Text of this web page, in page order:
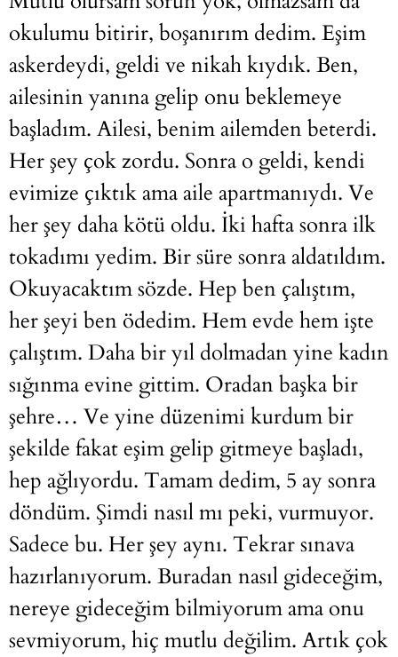
okulumu bitirir, boşanırım dedim. Eşim
askerdeydi, geldi ve nikah kıydık. Ben,
ailesinin yanına gelip onu beklemeye
başladım. Ailesi, benim ailemden beterdi.
Her şey çok zordu. Sonra o geldi, kendi
evimize çıktık ama aile apartmanıydı. Ve
her şey daha kötü oldu. İki hafta sonra ilk
tokadımı yedim. Bir süre sonra aldatıldım.
Okuyacaktım sözde. Hep ben çalıştım,
her şeyi ben ödedim. Hem evde hem işte
çalıştım. Daha bir yıl dolmadan yine kadın
sığınma evine gittim. Oradan başka bir
şehre… Ve yine düzenimi kurdum bir
şekilde fakat eşim gelip gitmeye başladı,
hep ağlıyordu. Tamam dedim, 5 ay sonra
döndüm. Şimdi nasıl mı peki, vurmuyor.
Sadece bu. Her şey aynı. Tekrar sınava
hazırlanıyorum. Buradan nasıl gideceğim,
nereye gideceğim bilmiyorum ama onu
sevmiyorum, hiç mutlu değilim. Artık çok